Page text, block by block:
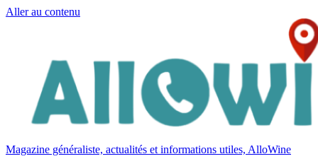
Aller au contenu
Magazine généraliste, actualités et informations utiles, AlloWine